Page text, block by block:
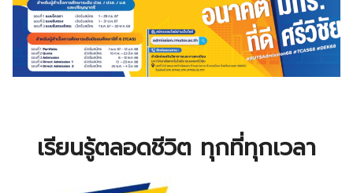
เรียนรู้ตลอดชีวิต ทุกที่ทุกเวลา